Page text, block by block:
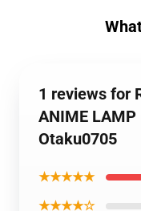
1 reviews for
ANIME
Otaku0705
★★★★★
★★★★☆